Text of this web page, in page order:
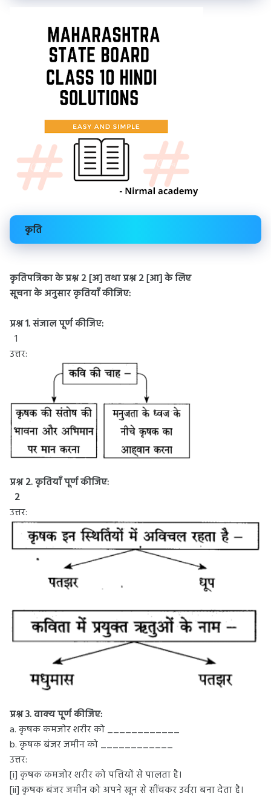
कृति
कृतिपत्रिका के प्रश्न 2 [अ] तथा प्रश्न 2 [आ] के लिए
सूचना के अनुसार कृतियाँ कीजिए:
प्रश्न 1. संजाल पूर्ण कीजिए:
1
उत्तर:
प्रश्न 2. कृतियाँ पूर्ण कीजिए:
2
उत्तर:
प्रश्न 3. वाक्य पूर्ण कीजिए:
a. कृषक कमजोर शरीर को ____________
b. कृषक बंजर जमीन को ____________
उत्तर:
[i] कृषक कमजोर शरीर को पत्तियों से पालता है।
[ii] कृषक बंजर जमीन को अपने खून से सींचकर उर्वरा बना देता है।